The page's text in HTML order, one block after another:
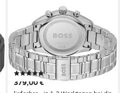
Chronograph GRAND PRIX
44 1514226, Quarzuhr,
Armbanduhr, Herrenuhr,
Edelstahlarmband, analog, Tag
(3)
379,00 €